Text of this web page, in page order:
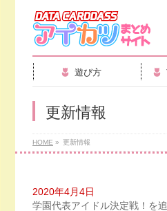
遊び方
更新情報
HOME » 更新情報
2020年4月4日
学園代表アイドル決定戦！を